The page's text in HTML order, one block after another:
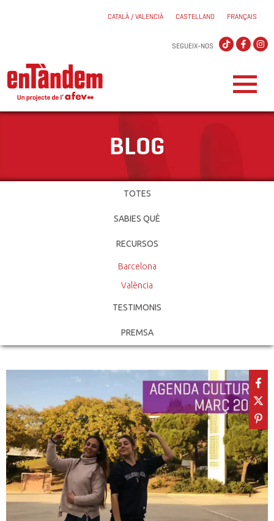
CATALÀ / VALENCIÀ CASTELLANO FRANÇAIS
SEGUEIX-NOS
BLOG
TOTES
SABIES QUÈ
RECURSOS
Barcelona
València
TESTIMONIS
PREMSA